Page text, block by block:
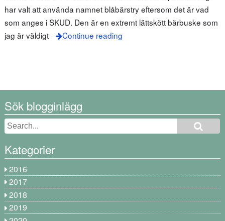
har valt att använda namnet blåbärstry eftersom det är vad
som anges i SKUD. Den är en extremt lättskött bärbuske som
jag är väldigt
Continue reading
Sök blogginlägg
Kategorier
2016
2017
2018
2019